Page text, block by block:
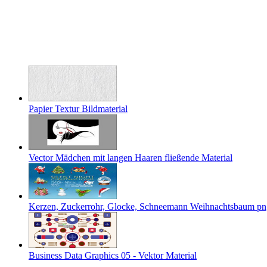
Papier Textur Bildmaterial
Vector Mädchen mit langen Haaren fließende Material
Kerzen, Zuckerrohr, Glocke, Schneemann Weihnachtsbaum
Business Data Graphics 05 - Vektor Material